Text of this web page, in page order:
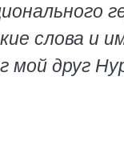
слова и
мой друг